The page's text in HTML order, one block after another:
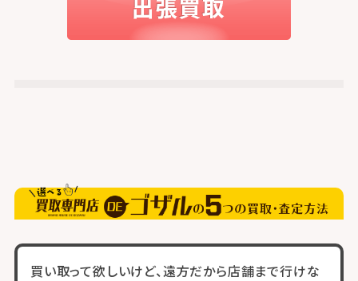
買い取って欲しいけど、遠方だから店舗まで行けな